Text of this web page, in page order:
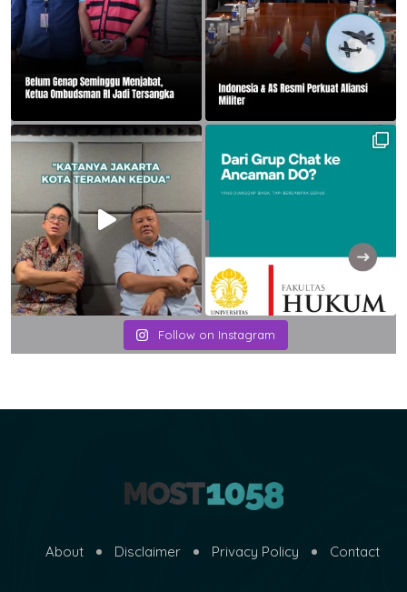
Follow on Instagram
About Disclaimer Privacy Policy Contact